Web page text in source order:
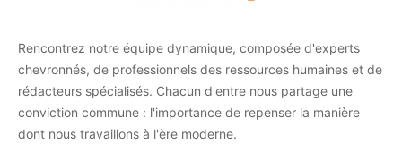
Rencontrez notre équipe dynamique, composée d'experts
chevronnés, de professionnels des ressources humaines et de
rédacteurs spécialisés. Chacun d'entre nous partage une
conviction commune : l'importance de repenser la manière
dont nous travaillons à l'ère moderne.